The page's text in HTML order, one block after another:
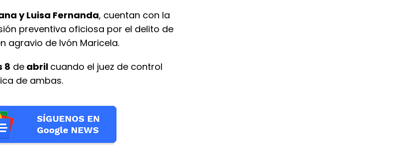
y Luisa Fernanda, cuentan con la
preventiva oficiosa por el delito de
agravio de Ivón Maricela.
8 de abril cuando el juez de control
de ambas.